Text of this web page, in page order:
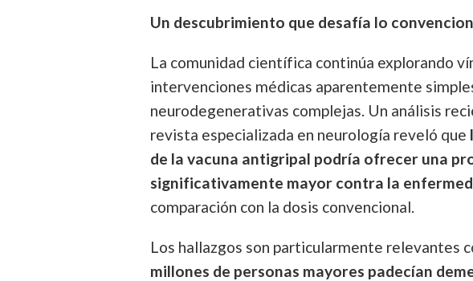
Un descubrimiento que desafía lo
La comunidad científica continúa explorando
intervenciones médicas aparentemente
neurodegenerativas complejas. Un análisis
revista especializada en neurología reveló que
de la vacuna antigripal podría ofrecer una
significativamente mayor contra la
comparación con la dosis convencional.
Los hallazgos son particularmente relevantes
millones de personas mayores padecían